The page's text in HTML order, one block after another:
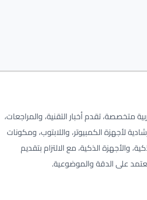
متخصصة، تقدم أخبار التقنية، والمراجعات،
لأجهزة الكمبيوتر، واللابتوب، ومكونات
والأجهزة الذكية، مع الالتزام بتقديم
على الدقة والموضوعية.